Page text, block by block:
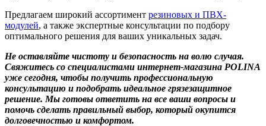
Предлагаем широкий ассортимент резиновых и ПВХ-
модулей, а также экспертные консультации по подбору
оптимального решения для ваших уникальных задач.
Не оставляйте чистоту и безопасность на волю случая.
Свяжитесь со специалистами интернет-магазина POLINA
уже сегодня, чтобы получить профессиональную
консультацию и подобрать идеальное грязезащитное
решение. Мы готовы ответить на все ваши вопросы и
помочь сделать правильный выбор, который окупится
долговечностью и комфортом.